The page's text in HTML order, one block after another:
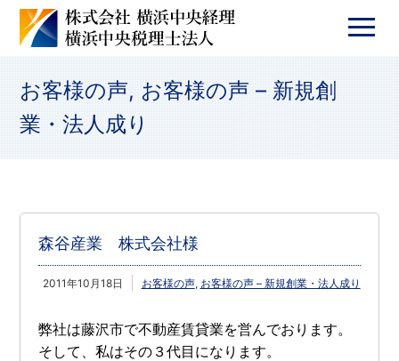
お客様の声, お客様の声 – 新規創
業・法人成り
森谷産業 株式会社様
2011年10月18日 お客様の声, お客様の声 – 新規創業・法人成り
弊社は藤沢市で不動産賃貸業を営んでおります。
そして、私はその３代目になります。